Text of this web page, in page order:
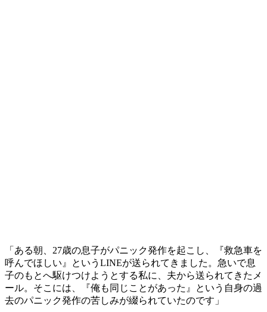
「ある朝、27歳の息子がパニック発作を起こし、『救急車を
呼んでほしい』というLINEが送られてきました。急いで息
子のもとへ駆けつけようとする私に、夫から送られてきたメ
ール。そこには、『俺も同じことがあった』という自身の過
去のパニック発作の苦しみが綴られていたのです」